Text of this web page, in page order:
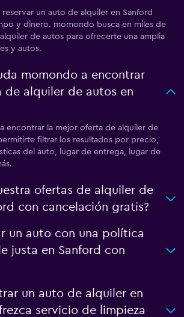
un auto de alquiler en Sanford
y dinero. momondo busca en miles de
de autos para ofrecerte una amplia
y autos.
momondo a encontrar
de alquiler de autos en
encontrar la mejor oferta de alquiler de
filtrar los resultados por precio,
del auto, lugar de entrega, lugar de
ofertas de alquiler de
con cancelación gratis?
un auto con una política
justa en Sanford con
un auto de alquiler en
servicio de limpieza